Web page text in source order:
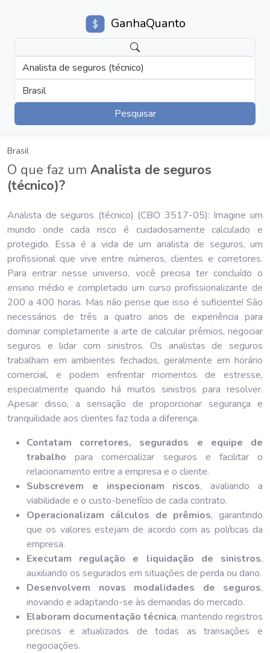
GanhaQuanto
Analista de seguros (técnico)
Brasil
Pesquisar
Brasil
O que faz um Analista de seguros
(técnico)?
Analista de seguros (técnico) (CBO 3517-05): Imagine um
mundo onde cada risco é cuidadosamente calculado e
protegido. Essa é a vida de um analista de seguros, um
profissional que vive entre números, clientes e corretores.
Para entrar nesse universo, você precisa ter concluído o
ensino médio e completado um curso profissionalizante de
200 a 400 horas. Mas não pense que isso é suficiente! São
necessários de três a quatro anos de experiência para
dominar completamente a arte de calcular prêmios, negociar
seguros e lidar com sinistros. Os analistas de seguros
trabalham em ambientes fechados, geralmente em horário
comercial, e podem enfrentar momentos de estresse,
especialmente quando há muitos sinistros para resolver.
Apesar disso, a sensação de proporcionar segurança e
tranquilidade aos clientes faz toda a diferença.
Contatam corretores, segurados e equipe de
trabalho para comercializar seguros e facilitar o
relacionamento entre a empresa e o cliente.
Subscrevem e inspecionam riscos, avaliando a
viabilidade e o custo-benefício de cada contrato.
Operacionalizam cálculos de prêmios, garantindo
que os valores estejam de acordo com as políticas da
empresa.
Executam regulação e liquidação de sinistros,
auxiliando os segurados em situações de perda ou dano.
Desenvolvem novas modalidades de seguros,
inovando e adaptando-se às demandas do mercado.
Elaboram documentação técnica, mantendo registros
precisos e atualizados de todas as transações e
negociações.